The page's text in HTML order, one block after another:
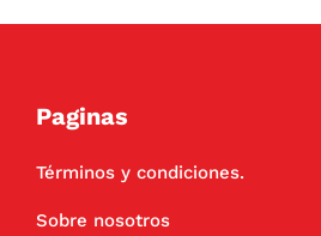
Paginas
Términos y condiciones.
Sobre nosotros